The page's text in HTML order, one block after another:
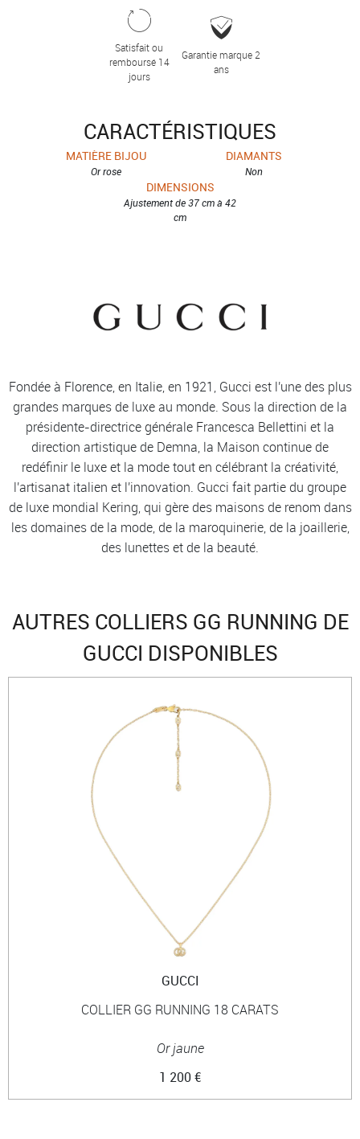
Satisfait ou
remboursé 14
jours
Garantie marque 2
ans
CARACTÉRISTIQUES
MATIÈRE BIJOU
Or rose
DIAMANTS
Non
DIMENSIONS
Ajustement de 37 cm à 42
cm
Fondée à Florence, en Italie, en 1921, Gucci est l'une des plus
grandes marques de luxe au monde. Sous la direction de la
présidente-directrice générale Francesca Bellettini et la
direction artistique de Demna, la Maison continue de
redéfinir le luxe et la mode tout en célébrant la créativité,
l'artisanat italien et l'innovation. Gucci fait partie du groupe
de luxe mondial Kering, qui gère des maisons de renom dans
les domaines de la mode, de la maroquinerie, de la joaillerie,
des lunettes et de la beauté.
AUTRES COLLIERS GG RUNNING DE
GUCCI DISPONIBLES
GUCCI
COLLIER GG RUNNING 18 CARATS
Or jaune
1 200 €